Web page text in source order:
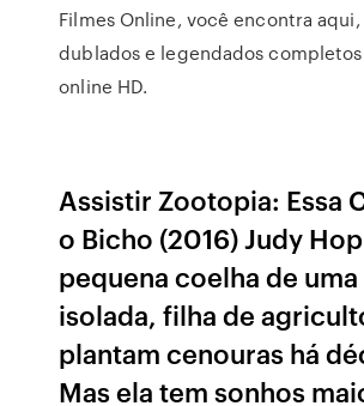
Filmes Online, você encontra
dublados e legendados
online HD.
Assistir Zootopia: Essa
o Bicho (2016) Judy
pequena coelha de
isolada, filha de
plantam cenouras há
Mas ela tem sonhos